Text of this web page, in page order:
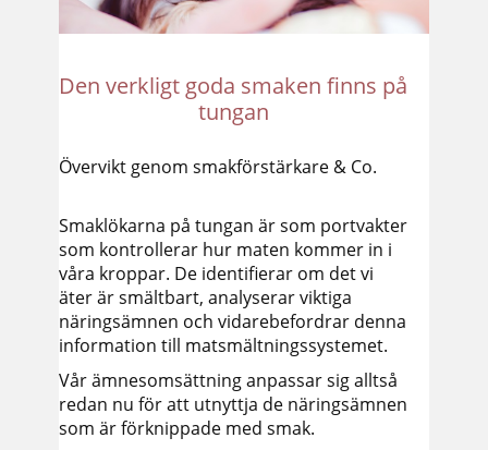
Den verkligt goda smaken finns på
tungan
Övervikt genom smakförstärkare & Co.
Smaklökarna på tungan är som portvakter
som kontrollerar hur maten kommer in i
våra kroppar. De identifierar om det vi
äter är smältbart, analyserar viktiga
näringsämnen och vidarebefordrar denna
information till matsmältningssystemet.
Vår ämnesomsättning anpassar sig alltså
redan nu för att utnyttja de näringsämnen
som är förknippade med smak.